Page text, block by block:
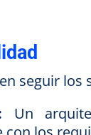
seguir los
Un